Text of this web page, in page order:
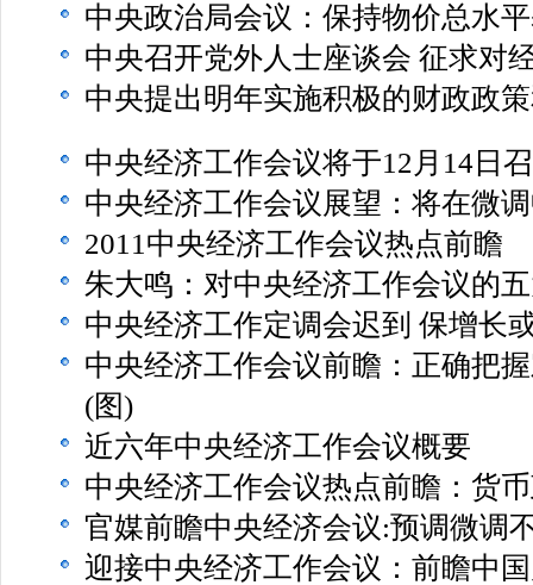
中央政治局会议：保持物价总水
中央召开党外人士座谈会 征求对
中央提出明年实施积极的财政政
中央经济工作会议将于12月14日
中央经济工作会议展望：将在微
2011中央经济工作会议热点前瞻
朱大鸣：对中央经济工作会议的
中央经济工作定调会迟到 保增长
中央经济工作会议前瞻：正确把
(图)
近六年中央经济工作会议概要
中央经济工作会议热点前瞻：货
官媒前瞻中央经济会议:预调微调
迎接中央经济工作会议：前瞻中